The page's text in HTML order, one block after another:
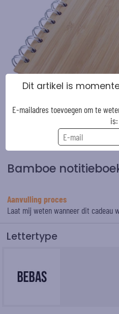
Bamboe
Aanvulling proces
Laat mij weten wanneer dit cadeau
Lettertype
Dit artikel is
E-mailadres toevoegen om te
is: